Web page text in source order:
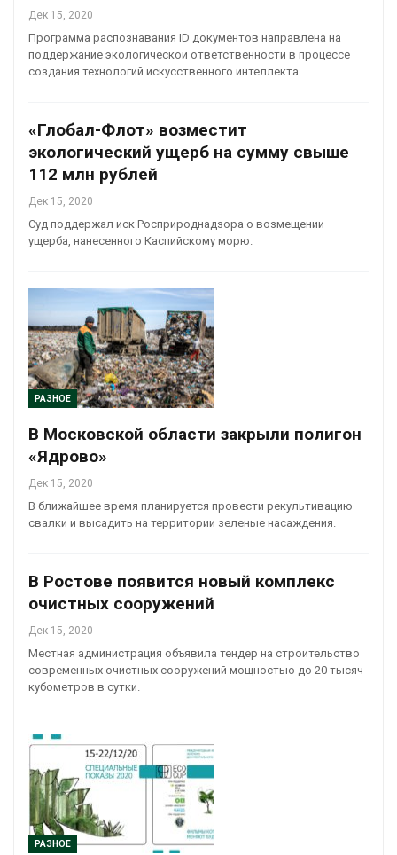
Дек 15, 2020
Программа распознавания ID документов направлена на
поддержание экологической ответственности в процессе
создания технологий искусственного интеллекта.
«Глобал-Флот» возместит
экологический ущерб на сумму свыше
112 млн рублей
Дек 15, 2020
Суд поддержал иск Росприроднадзора о возмещении
ущерба, нанесенного Каспийскому морю.
РАЗНОЕ
В Московской области закрыли полигон
«Ядрово»
Дек 15, 2020
В ближайшее время планируется провести рекультивацию
свалки и высадить на территории зеленые насаждения.
В Ростове появится новый комплекс
очистных сооружений
Дек 15, 2020
Местная администрация объявила тендер на строительство
современных очистных сооружений мощностью до 20 тысяч
кубометров в сутки.
РАЗНОЕ